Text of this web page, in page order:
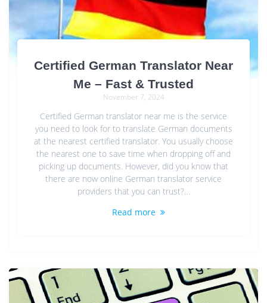
Certified German Translator Near
Me – Fast & Trusted
November 7, 2024
Certified German translator near me is the service
you need to look for to translate German documents
at the nearest certified translator. You usually choose
the nearest one to save time when dropping off and
picking up documents. However, did you know that
there are now online German translator service
providers that you can trust?…
Read more